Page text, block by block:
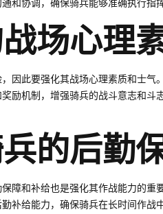
和协调，确保骑兵能够准确执行指
场心理
因此要强化其战场心理素质和士
励机制，增强骑兵的战斗意志和
的后勤
障和补给也是强化其作战能力的
补给能力，确保骑兵在长时间作战